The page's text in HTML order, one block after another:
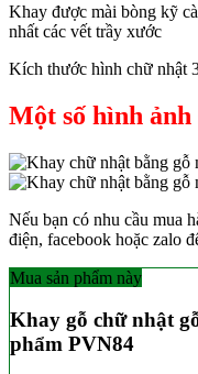
Khay được mài bòng kỹ
nhất các vết trầy xước
Kích thước hình chữ nhật
Một số hình ảnh
Nếu bạn có nhu cầu mua
điện, facebook hoặc zalo
Mua sản phẩm này
Khay gỗ chữ nhật
phẩm PVN84